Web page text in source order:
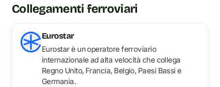
Collegamenti ferroviari
Eurostar
Eurostar è un operatore ferroviario
internazionale ad alta velocità che collega
Regno Unito, Francia, Belgio, Paesi Bassi e
Germania.